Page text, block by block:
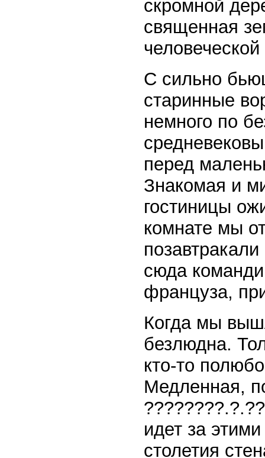
скромной
священная
С сильно
старинные
немного по
перед
Знакомая и
гостиницы
комнате мы
сюда
француза,
Когда мы
безлюдна.
кто-то
Медленная,
идет за
столетия